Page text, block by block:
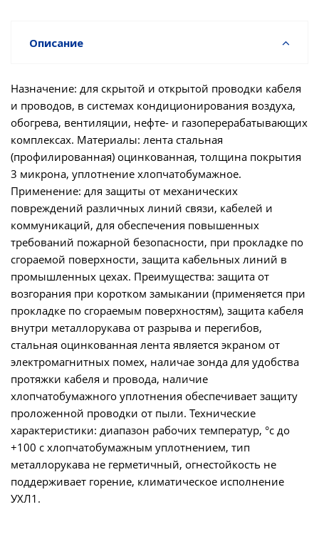
Описание
Назначение: для скрытой и открытой проводки кабеля
и проводов, в системах кондиционирования воздуха,
обогрева, вентиляции, нефте- и газоперерабатывающих
комплексах. Материалы: лента стальная
(профилированная) оцинкованная, толщина покрытия
3 микрона, уплотнение хлопчатобумажное.
Применение: для защиты от механических
повреждений различных линий связи, кабелей и
коммуникаций, для обеспечения повышенных
требований пожарной безопасности, при прокладке по
сгораемой поверхности, защита кабельных линий в
промышленных цехах. Преимущества: защита от
возгорания при коротком замыкании (применяется при
прокладке по сгораемым поверхностям), защита кабеля
внутри металлорукава от разрыва и перегибов,
стальная оцинкованная лента является экраном от
электромагнитных помех, наличае зонда для удобства
протяжки кабеля и провода, наличие
хлопчатобумажного уплотнения обеспечивает защиту
проложенной проводки от пыли. Технические
характеристики: диапазон рабочих температур, °c до
+100 с хлопчатобумажным уплотнением, тип
металлорукава не герметичный, огнестойкость не
поддерживает горение, климатическое исполнение
УХЛ1.